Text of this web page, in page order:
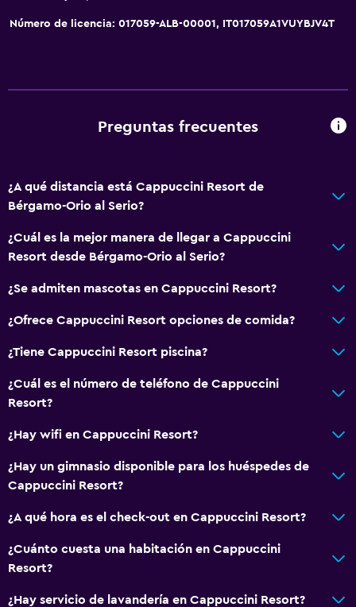
Número de licencia: 017059-ALB-00001, IT017059A1VUYBJV4T
Preguntas frecuentes
¿A qué distancia está Cappuccini Resort de
Bérgamo-Orio al Serio?
¿Cuál es la mejor manera de llegar a Cappuccini
Resort desde Bérgamo-Orio al Serio?
¿Se admiten mascotas en Cappuccini Resort?
¿Ofrece Cappuccini Resort opciones de comida?
¿Tiene Cappuccini Resort piscina?
¿Cuál es el número de teléfono de Cappuccini
Resort?
¿Hay wifi en Cappuccini Resort?
¿Hay un gimnasio disponible para los huéspedes de
Cappuccini Resort?
¿A qué hora es el check-out en Cappuccini Resort?
¿Cuánto cuesta una habitación en Cappuccini
Resort?
¿Hay servicio de lavandería en Cappuccini Resort?